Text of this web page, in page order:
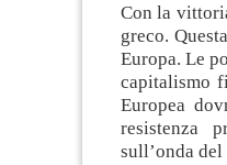
Con la
greco.
Europa. Le
capitalismo
Europea
resistenza
sull’onda